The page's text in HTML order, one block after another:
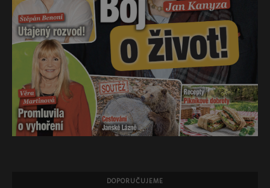
DOPORUČUJEME